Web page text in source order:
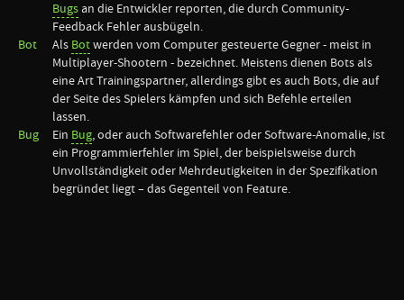
Bugs an die Entwickler reporten, die durch Community-
Feedback Fehler ausbügeln.
Bot
Als Botwerden vom Computer gesteuerte Gegner - meist in
Multiplayer-Shootern - bezeichnet. Meistens dienen Bots als
eine Art Trainingspartner, allerdings gibt es auch Bots, die auf
der Seite des Spielers kämpfen und sich Befehle erteilen
lassen.
Bug
Ein Bug, oder auch Softwarefehler oder Software-Anomalie, ist
ein Programmierfehler im Spiel, der beispielsweise durch
Unvollständigkeit oder Mehrdeutigkeiten in der Spezifikation
begründet liegt – das Gegenteil von Feature.